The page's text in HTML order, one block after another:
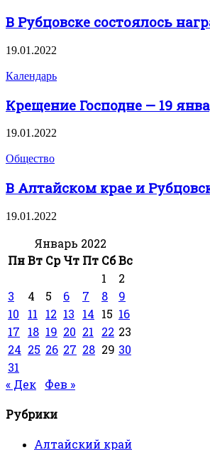
В Рубцовске состоялось
19.01.2022
Календарь
Крещение Господне — 19
19.01.2022
Общество
В Алтайском крае и
19.01.2022
Январь 2022
ПнВт Ср Чт Пт СбВс
1
2
3
4 5 6 7 8
9
10
11 12 13 14 15 16
17
18 19 20 21 22 23
24 25 26 27 28 29 30
31
« Дек
Фев »
Рубрики
Алтайский край